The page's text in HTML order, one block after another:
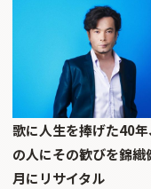
歌に人生を捧げた40年
の人にその歓びを錦織
月にリサイタル